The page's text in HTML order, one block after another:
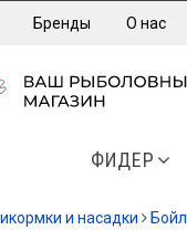
Бренды О нас
ФИДЕР
и насадки